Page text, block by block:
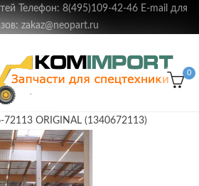
Телефон: 8(495)109-42-46 E-mail для
zakaz@neopart.ru
0
ORIGINAL (1340672113)